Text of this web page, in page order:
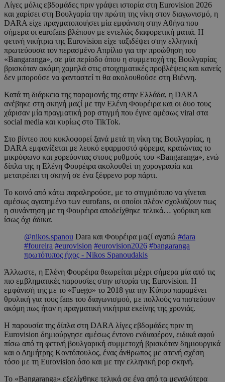
Λίγες μόλις εβδομάδες πριν γράψει ιστορία στη Eurovision 2026
και χαρίσει στη Βουλγαρία την πρώτη της νίκη στον διαγωνισμό, η
DARA είχε πραγματοποιήσει μία εμφάνιση στην Αθήνα που
σήμερα οι eurofans βλέπουν με εντελώς διαφορετική ματιά. Η
φετινή νικήτρια της Eurovision είχε ταξιδέψει στην ελληνική
πρωτεύουσα τον περασμένο Απρίλιο για την προώθηση του
«Bangaranga», σε μία περίοδο όπου η συμμετοχή της Βουλγαρίας
βρισκόταν ακόμη χαμηλά στις στοιχηματικές προβλέψεις και κανείς
δεν μπορούσε να φανταστεί τι θα ακολουθούσε στη Βιέννη.
Κατά τη διάρκεια της παραμονής της στην Ελλάδα, η DARA
ανέβηκε στη σκηνή μαζί με την Ελένη Φουρέιρα και οι δυο τους
χάρισαν μία πραγματική pop στιγμή που έγινε αμέσως viral στα
social media και κυρίως στο TikTok.
Στο βίντεο που κυκλοφορεί ξανά μετά τη νίκη της Βουλγαρίας, η
DARA εμφανίζεται με λευκό εφαρμοστό φόρεμα, κρατώντας το
μικρόφωνο και χορεύοντας στους ρυθμούς του «Bangaranga», ενώ
δίπλα της η Ελένη Φουρέιρα ακολουθεί τη χορογραφία και
μετατρέπει τη σκηνή σε ένα ξέφρενο pop πάρτι.
Το κοινό από κάτω παραληρούσε, με το στιγμιότυπο να γίνεται
αμέσως αγαπημένο των eurofans, οι οποίοι πλέον σχολιάζουν πως
η συνάντηση με τη Φουρέιρα αποδείχθηκε τελικά… γούρικη και
ίσως όχι άδικα.
@nikos.spanou Dara και Φουρέιρα μαζί αγαπώ #dara
#foureira #eurovision #eurovision2026 #bangaranga
πρωτότυπος ήχος - Nikos Spanoudakis
Άλλωστε, η Ελένη Φουρέιρα θεωρείται μέχρι σήμερα μία από τις
πιο εμβληματικές παρουσίες στην ιστορία της Eurovision. Η
εμφάνισή της με το «Fuego» το 2018 για την Κύπρο παραμένει
θρυλική για τους fans του διαγωνισμού, με πολλούς να πιστεύουν
ακόμη πως ήταν η πραγματική νικήτρια εκείνης της χρονιάς.
Η παρουσία της δίπλα στη DARA λίγες εβδομάδες πριν τη
Eurovision δημιούργησε αμέσως έντονο ενδιαφέρον, ειδικά αφού
πίσω από τη φετινή βουλγαρική συμμετοχή βρισκόταν δημιουργικά
και ο Δημήτρης Κοντόπουλος, ένας άνθρωπος με στενή σχέση
τόσο με τη Eurovision όσο και με την ελληνική pop σκηνή.
Το «Bangaranga» εξελίχθηκε τελικά σε ένα από τα μεγαλύτερα